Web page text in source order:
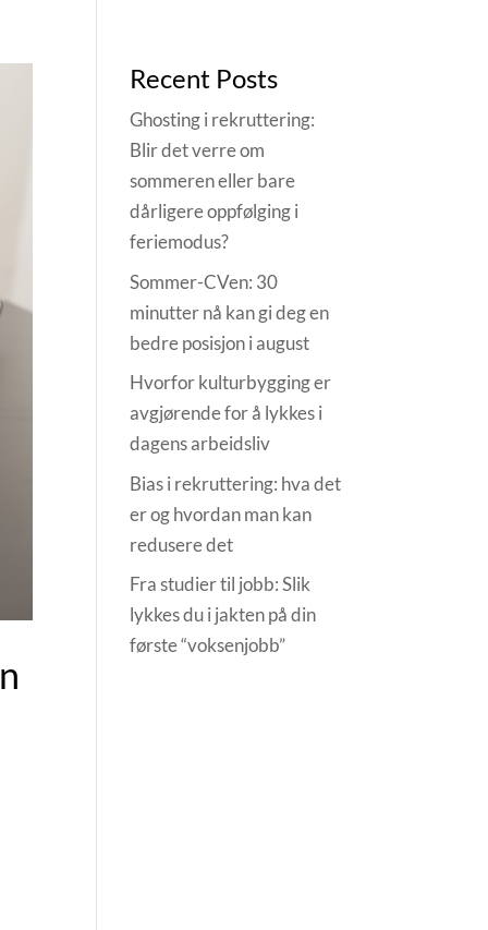
Recent Posts
Ghosting i rekruttering:
Blir det verre om
sommeren eller bare
dårligere oppfølging i
feriemodus?
Sommer-CVen: 30
minutter nå kan gi deg en
bedre posisjon i august
Hvorfor kulturbygging er
avgjørende for å lykkes i
dagens arbeidsliv
Bias i rekruttering: hva det
er og hvordan man kan
redusere det
Fra studier til jobb: Slik
lykkes du i jakten på din
første “voksenjobb”